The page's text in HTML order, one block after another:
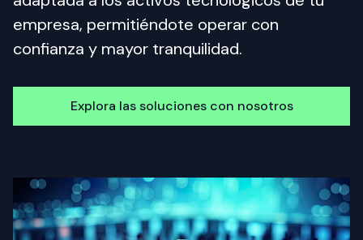
empresa, permitiéndote operar con
confianza y mayor tranquilidad.
Explora las soluciones con nosotros